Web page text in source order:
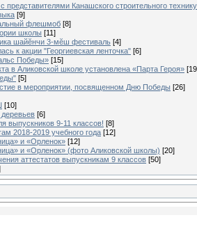
представителями Канашского строительного
[9]
флешмоб [8]
школы [11]
шайĕнчи 3-мĕш фестиваль [4]
к акции "Георгиевская ленточка" [6]
Победы» [15]
в Аликовской школе установлена «Парта Героя»
[5]
в мероприятии, посвященном Дню Победы [26]
[10]
[6]
выпускников 9-11 классов! [8]
2018-2019 учебного года [12]
и «Орленок» [12]
и «Орленок» (фото Аликовской школы) [20]
аттестатов выпускникам 9 классов [50]